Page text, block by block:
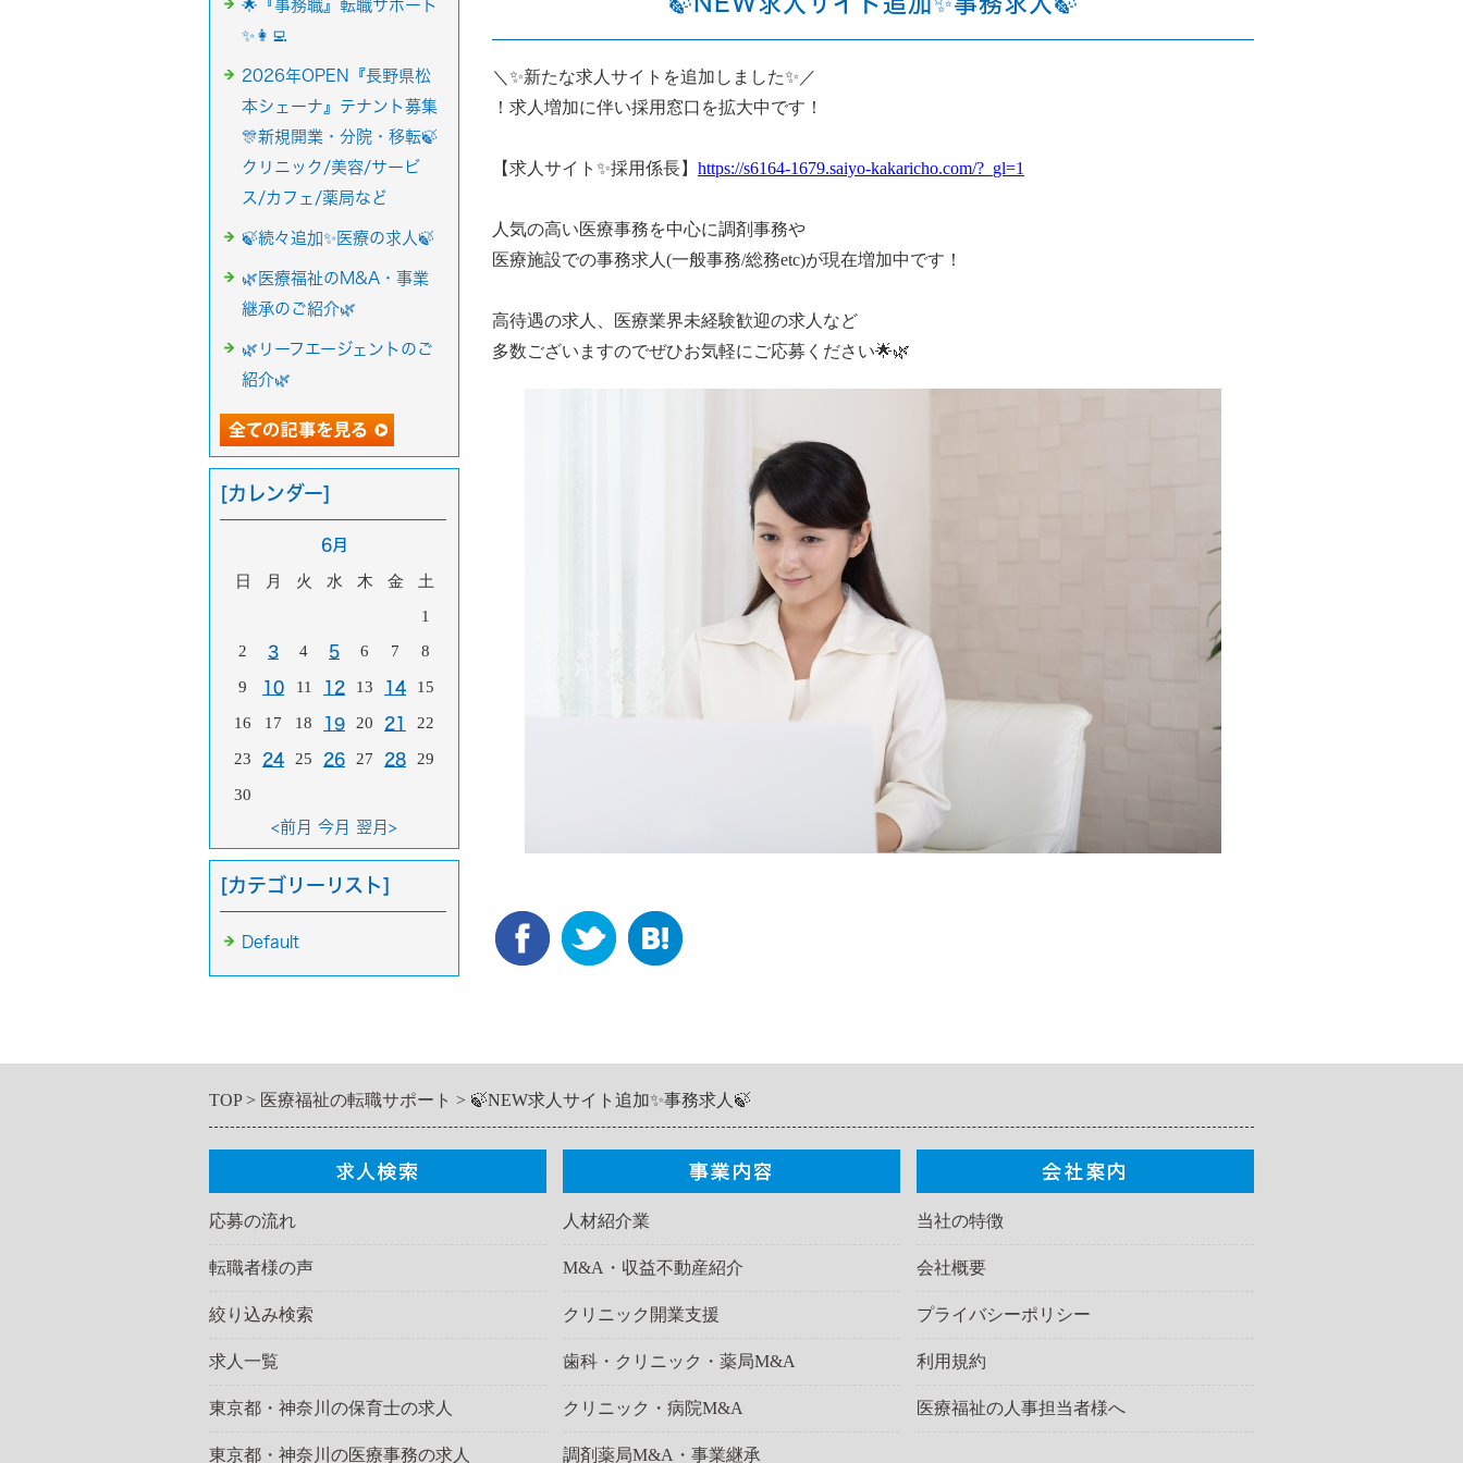
＼✨新たな求人サイトを追加しました✨／
！求人増加に伴い採用窓口を拡大中です！
【求人サイト✨採用係長】 https://s6164-1679.saiyo-kakaricho.com/?_gl=1
人気の高い医療事務を中心に調剤事務や
医療施設での事務求人(一般事務/総務etc)が現在増加中です！
高待遇の求人、医療業界未経験歓迎の求人など
多数ございますのでぜひお気軽にご応募ください🌟🌿
🌟『事務職』転職サポート
✨👩‍💻
2026年OPEN『長野県松
本シェーナ』テナント募集
🎊新規開業・分院・移転🍃
クリニック/美容/サービ
ス/カフェ/薬局など
🍃続々追加✨医療の求人🍃
🌿医療福祉のM&A・事業
継承のご紹介🌿
🌿リーフエージェントのご
紹介🌿
[カレンダー]
6月
日 月 火 水 木 金
土
1
2
3 4 5 6 7 8
9 10 11 12 13 14 15
16 17 18 19 20 21 22
23 24 25 26 27 28 29
30
<前月 今月 翌月>
[カテゴリーリスト]
Default
TOP 医療福祉の転職サポート 🍃NEW求人サイト追加✨事務求人🍃
応募の流れ
転職者様の声
絞り込み検索
求人一覧
東京都・神奈川の保育士の求人
東京都・神奈川の医療事務の求人
人材紹介業
M&A・収益不動産紹介
クリニック開業支援
歯科・クリニック・薬局M&A
クリニック・病院M&A
調剤薬局M&A・事業継承
当社の特徴
会社概要
プライバシーポリシー
利用規約
医療福祉の人事担当者様へ